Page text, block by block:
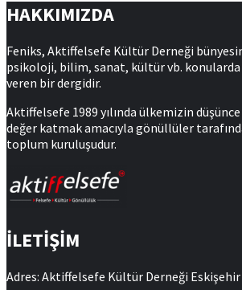
HAKKIMIZDA
Feniks, Aktiffelsefe Kültür Derneği
psikoloji, bilim, sanat, kültür vb.
veren bir dergidir.
Aktiffelsefe 1989 yılında ülkemizin
değer katmak amacıyla gönüllüler
toplum kuruluşudur.
İLETİŞİM
Adres: Aktiffelsefe Kültür Derneği Eskişehir